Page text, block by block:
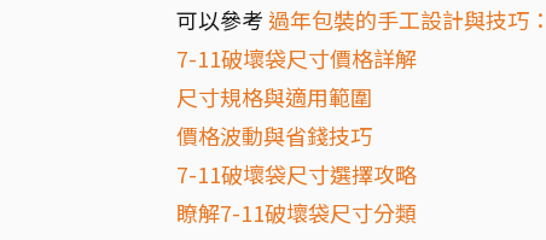
可以參考 過年包裝的手工設計與技巧
7-11破壞袋尺寸價格詳解
尺寸規格與適用範圍
價格波動與省錢技巧
7-11破壞袋尺寸選擇攻略
瞭解7-11破壞袋尺寸分類